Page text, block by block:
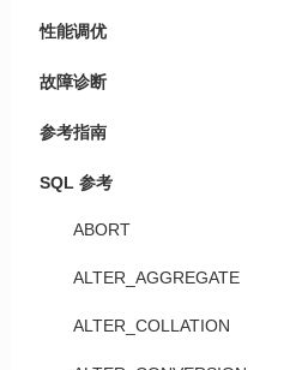
性能调优
故障诊断
参考指南
SQL 参考
ABORT
ALTER_AGGREGATE
ALTER_COLLATION